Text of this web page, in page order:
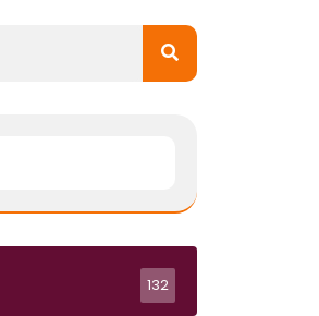
132